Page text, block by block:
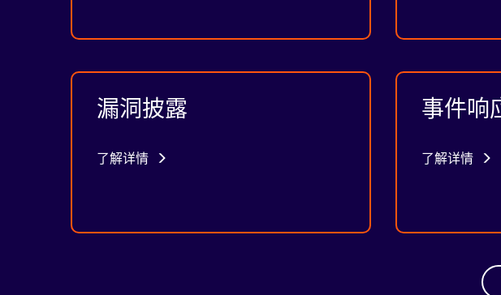
漏洞披露
了解详情
事件响
了解详情